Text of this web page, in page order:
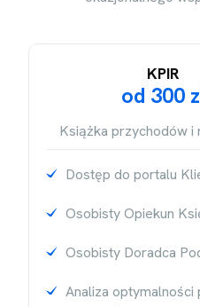
KPIR
od 300
Książka przychodów i
Dostęp do portalu
Osobisty Opiekun
Osobisty Doradca
Analiza optymalności